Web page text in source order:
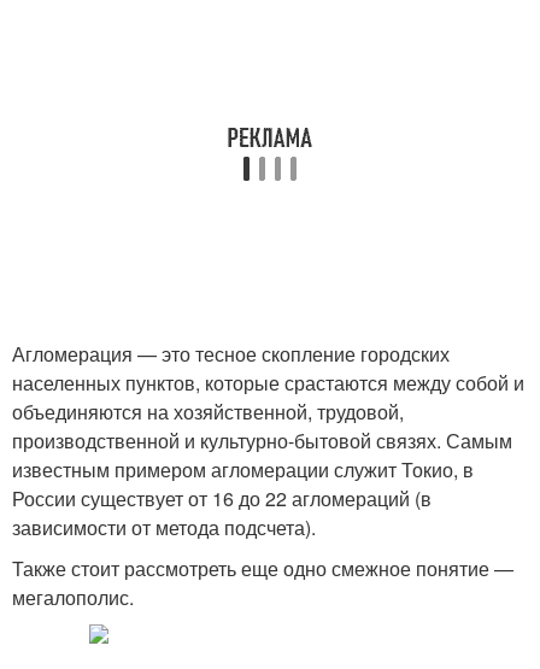
Агломерация — это тесное скопление городских
населенных пунктов, которые срастаются между собой и
объединяются на хозяйственной, трудовой,
производственной и культурно-бытовой связях. Самым
известным примером агломерации служит Токио, в
России существует от 16 до 22 агломераций (в
зависимости от метода подсчета).
Также стоит рассмотреть еще одно смежное понятие —
мегалополис.